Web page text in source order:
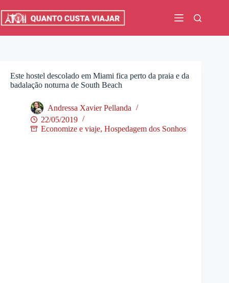
para
Este hostel descolado em Miami fica perto da praia e da
badalação noturna de South Beach
Andressa Xavier Pellanda
22/05/2019
Economize e viaje, Hospedagem dos Sonhos